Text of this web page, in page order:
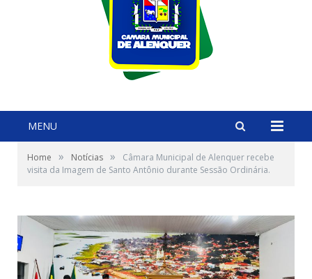
MENU
Home » Notícias »
Câmara Municipal de Alenquer recebe
visita da Imagem de Santo Antônio durante Sessão Ordinária.